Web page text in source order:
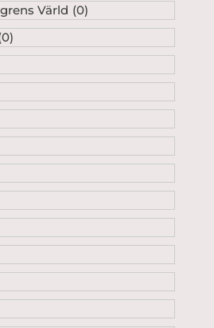
Värld (0)
0)